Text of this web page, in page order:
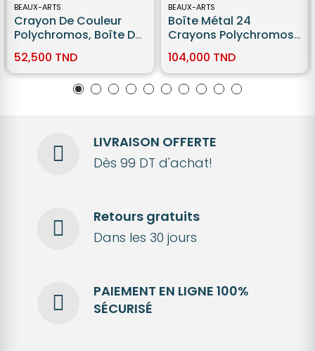
BEAUX-ARTS
Crayon De Couleur
Polychromos, Boîte De
52,500 TND
BEAUX-ARTS
Boîte Métal 24
Crayons Polychromos
104,000 TND
LIVRAISON OFFERTE
Dès 99 DT d'achat!
Retours gratuits
Dans les 30 jours
PAIEMENT EN LIGNE 100%
SÉCURISÉ